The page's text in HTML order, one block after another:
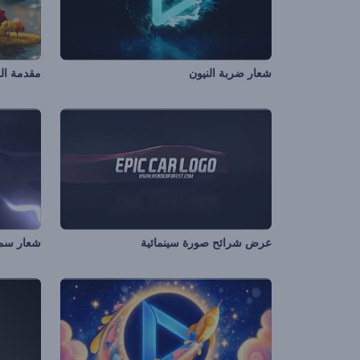
شعار ضربة النيون مقدمة
عرض شرائح صورة سينمائية شعار